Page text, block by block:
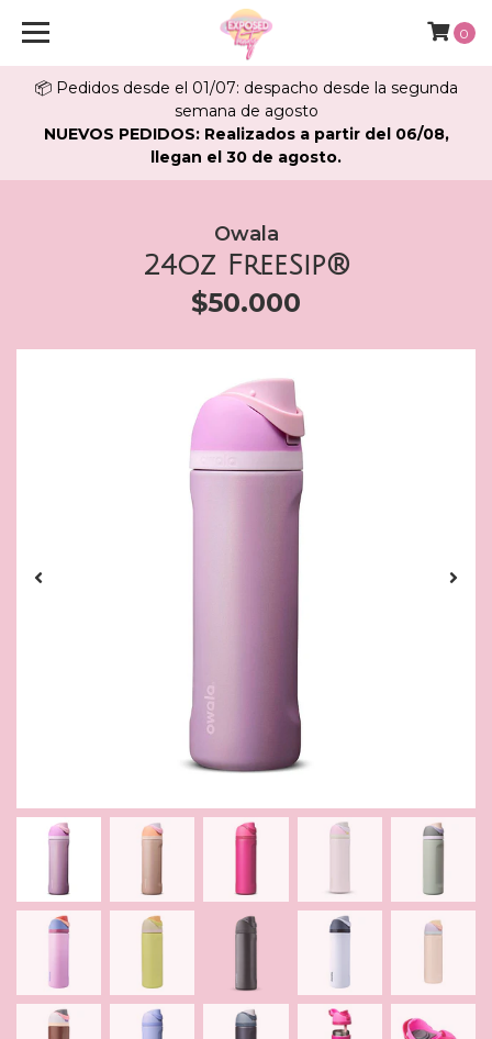
📦 Pedidos desde el 01/07: despacho desde la segunda
semana de agosto
NUEVOS PEDIDOS: Realizados a partir del 06/08,
llegan el 30 de agosto.
0
Owala
24oz FreeSip®
$50.000